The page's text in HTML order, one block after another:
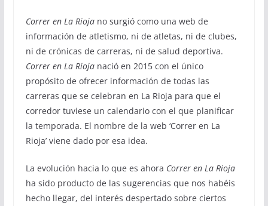
Correr en La Riojano surgió como una web de
información de atletismo, ni de atletas, ni de clubes,
ni de crónicas de carreras, ni de salud deportiva.
Correr en La Riojanació en 2015 con el único
propósito de ofrecer información de todas las
carreras que se celebran en La Rioja para que el
corredor tuviese un calendario con el que planificar
la temporada. El nombre de la web ‘Correr en La
Rioja’ viene dado por esa idea.
La evolución hacia lo que es ahora Correr en La Rioja
ha sido producto de las sugerencias que nos habéis
hecho llegar, del interés despertado sobre ciertos